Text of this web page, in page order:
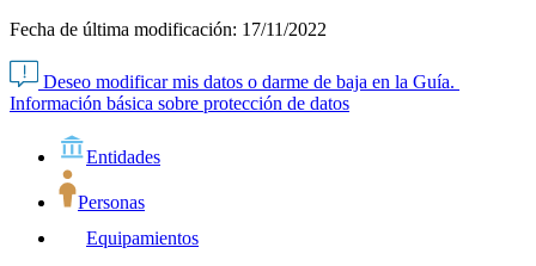
Fecha de última modificación: 17/11/2022
Deseo modificar mis datos o darme de baja en la Guía.
Información básica sobre protección de datos
Entidades
Personas
Equipamientos